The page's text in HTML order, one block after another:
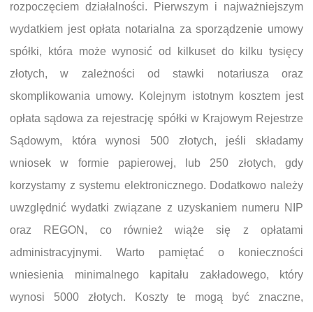
rozpoczęciem działalności. Pierwszym i najważniejszym
wydatkiem jest opłata notarialna za sporządzenie umowy
spółki, która może wynosić od kilkuset do kilku tysięcy
złotych, w zależności od stawki notariusza oraz
skomplikowania umowy. Kolejnym istotnym kosztem jest
opłata sądowa za rejestrację spółki w Krajowym Rejestrze
Sądowym, która wynosi 500 złotych, jeśli składamy
wniosek w formie papierowej, lub 250 złotych, gdy
korzystamy z systemu elektronicznego. Dodatkowo należy
uwzględnić wydatki związane z uzyskaniem numeru NIP
oraz REGON, co również wiąże się z opłatami
administracyjnymi. Warto pamiętać o konieczności
wniesienia minimalnego kapitału zakładowego, który
wynosi 5000 złotych. Koszty te mogą być znaczne,